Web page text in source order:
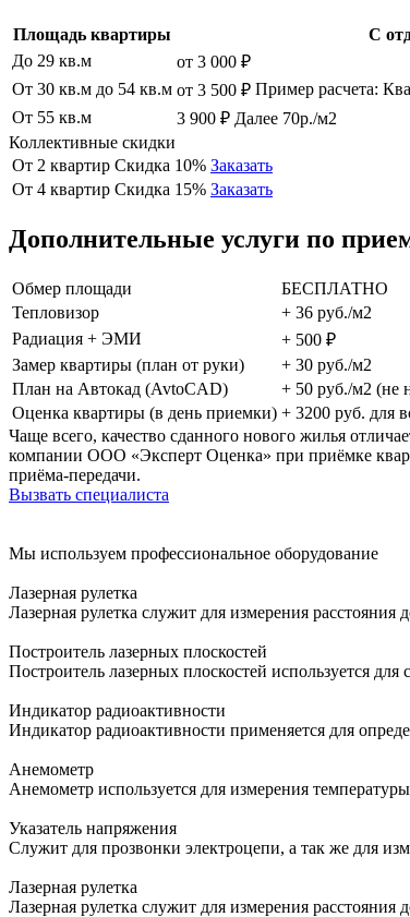
Площадь квартиры С
До 29 кв.м
от 3 000 ₽
От 30 кв.м до 54 кв.м от 3 500 ₽ Пример расчета:
От 55 кв.м
3 900 ₽ Далее 70р./м2
Коллективные скидки
От 2 квартир Скидка 10% Заказать
От 4 квартир Скидка 15% Заказать
Дополнительные услуги по
Обмер площади БЕСПЛАТНО
Тепловизор
+ 36 руб./м2
Радиация + ЭМИ
+ 500 ₽
Замер квартиры (план от руки)
+ 30 руб./м2
План на Автокад (AvtoCAD)
+ 50 руб./м2 (не
Оценка квартиры (в день приемки) + 3200 руб. для
Чаще всего, качество сданного нового жилья
компании ООО «Эксперт Оценка» при приёмке
приёма-передачи.
Вызвать специалиста
Мы используем профессиональное оборудование
Лазерная рулетка
Лазерная рулетка служит для измерения
Построитель лазерных плоскостей
Построитель лазерных плоскостей используется
Индикатор радиоактивности
Индикатор радиоактивности применяется для
Анемометр
Анемометр используется для измерения
Указатель напряжения
Служит для прозвонки электроцепи, а так же для
Лазерная рулетка
Лазерная рулетка служит для измерения